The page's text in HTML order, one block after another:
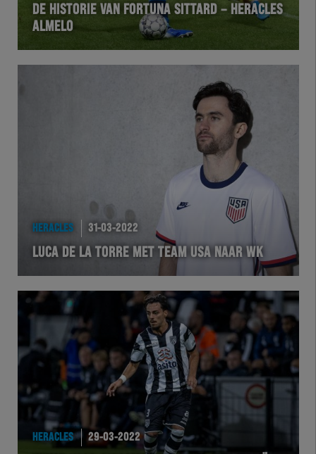
Academie
DE HISTORIE VAN FORTUNA SITTARD – HERACLES
ALMELO
HERACLES 31-03-2022
LUCA DE LA TORRE MET TEAM USA NAAR WK
HERACLES 29-03-2022